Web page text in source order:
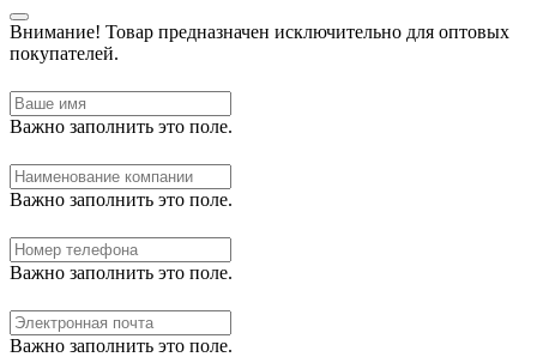
Внимание! Товар предназначен исключительно для оптовых
покупателей.
Важно заполнить это поле.
Важно заполнить это поле.
Важно заполнить это поле.
Важно заполнить это поле.